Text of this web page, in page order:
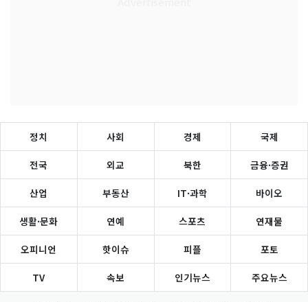
정치 사회 경제 국제
전국 외교 북한 금융·증권
산업 부동산 IT·과학 바이오
생활·문화 연예 스포츠 연재물
오피니언 핫이슈 피플 포토
TV 속보 인기뉴스 주요뉴스